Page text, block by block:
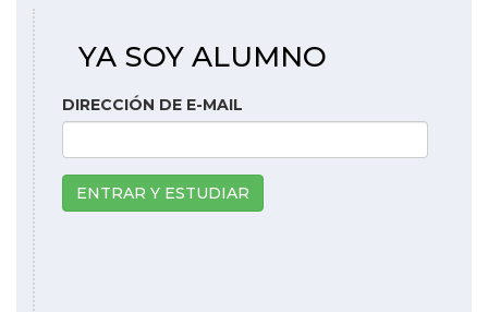
YA SOY ALUMNO
DIRECCIÓN DE E-MAIL
ENTRAR Y ESTUDIAR